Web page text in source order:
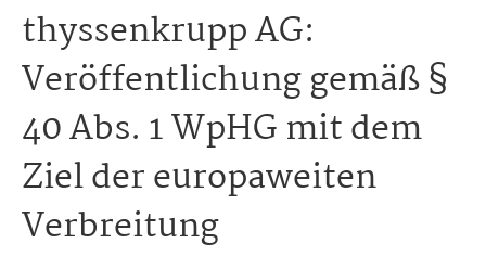
thyssenkrupp AG:
Veröffentlichung gemäß §
40 Abs. 1 WpHG mit dem
Ziel der europaweiten
Verbreitung